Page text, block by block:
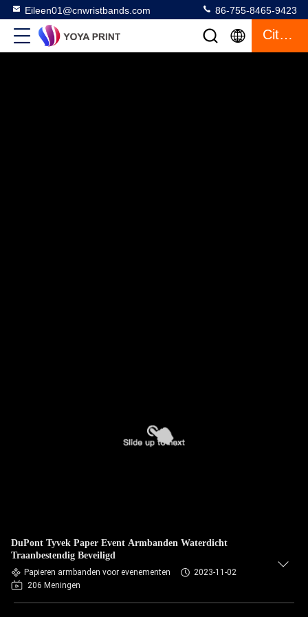
Eileen01@cnwristbands.com 86-755-8465-9423
Citaat
DuPont Tyvek Paper Event Armbanden Waterdicht
Traanbestendig Beveiligd
Papieren armbanden voor evenementen
2023-11-02
206 Meningen